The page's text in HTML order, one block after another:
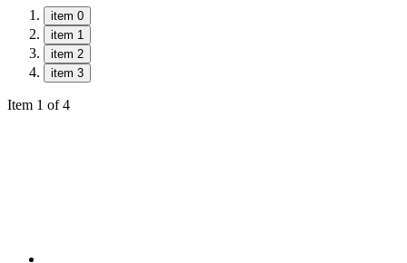
item 0
item 1
item 2
item 3
Item 1 of 4